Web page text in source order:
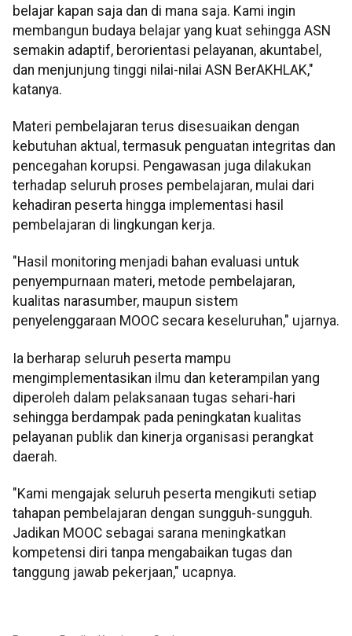
belajar kapan saja dan di mana saja. Kami ingin
membangun budaya belajar yang kuat sehingga ASN
semakin adaptif, berorientasi pelayanan, akuntabel,
dan menjunjung tinggi nilai-nilai ASN BerAKHLAK,"
katanya.
Materi pembelajaran terus disesuaikan dengan
kebutuhan aktual, termasuk penguatan integritas dan
pencegahan korupsi. Pengawasan juga dilakukan
terhadap seluruh proses pembelajaran, mulai dari
kehadiran peserta hingga implementasi hasil
pembelajaran di lingkungan kerja.
"Hasil monitoring menjadi bahan evaluasi untuk
penyempurnaan materi, metode pembelajaran,
kualitas narasumber, maupun sistem
penyelenggaraan MOOC secara keseluruhan," ujarnya.
Ia berharap seluruh peserta mampu
mengimplementasikan ilmu dan keterampilan yang
diperoleh dalam pelaksanaan tugas sehari-hari
sehingga berdampak pada peningkatan kualitas
pelayanan publik dan kinerja organisasi perangkat
daerah.
"Kami mengajak seluruh peserta mengikuti setiap
tahapan pembelajaran dengan sungguh-sungguh.
Jadikan MOOC sebagai sarana meningkatkan
kompetensi diri tanpa mengabaikan tugas dan
tanggung jawab pekerjaan," ucapnya.